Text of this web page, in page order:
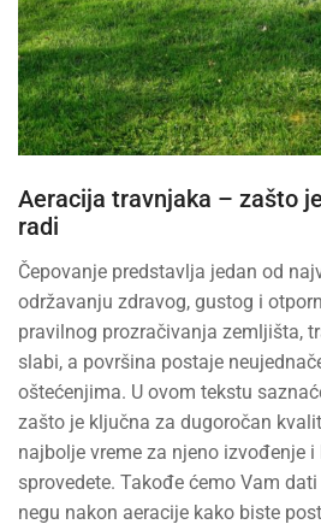
Aeracija travnjaka – zašto
radi
Čepovanje predstavlja jedan od
održavanju zdravog, gustog i
pravilnog prozračivanja zemljišta,
slabi, a površina postaje
oštećenjima. U ovom tekstu
zašto je ključna za dugoročan
najbolje vreme za njeno izvođenje
sprovedete. Takođe ćemo Vam
negu nakon aeracije kako biste